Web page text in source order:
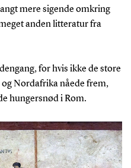
mere sigende omkring
anden litteratur fra
for hvis ikke de store
Nordafrika nåede frem,
hungersnød i Rom.